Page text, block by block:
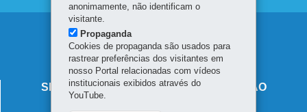
Navegação
principal
SECRETARIA DE ESTADO DA EDUCAÇÃO
anonimamente, não identificam o
visitante.
Propaganda
Cookies de propaganda são usados para
rastrear preferências dos visitantes em
nosso Portal relacionadas com vídeos
institucionais exibidos através do
YouTube.